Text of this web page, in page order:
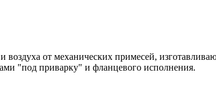
воздуха от механических примесей,
"под приварку" и фланцевого исполнения.